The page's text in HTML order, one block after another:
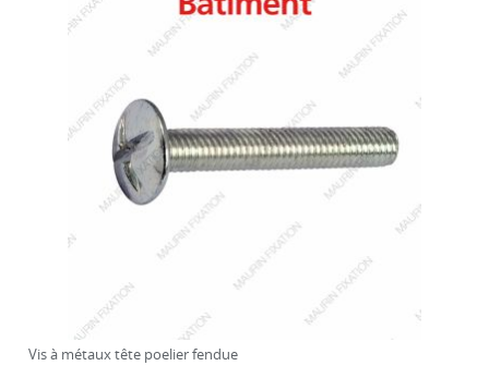
Vis à métaux tête poelier fendue